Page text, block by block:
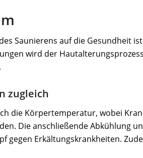
des Saunierens auf die Gesundheit
wird der
zugleich
die Körpertemperatur, wobei
Die anschließende Abkühlung
gegen Erkältungskrankheiten.